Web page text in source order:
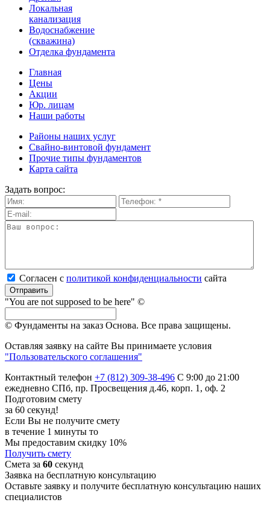
Локальная
канализация
Водоснабжение
(скважина)
Отделка фундамента
Главная
Цены
Акции
Юр. лицам
Наши работы
Районы наших услуг
Свайно-винтовой фундамент
Прочие типы фундаментов
Карта сайта
Задать вопрос:
Согласен с политикой кон­фи­ден­ци­аль­нос­ти сайта
Отправить
"You are not supposed to be here" ©
© Фундаменты на заказ Основа. Все права защищены.
Оставляя заявку на сайте Вы принимаете условия
"Пользовательского соглашения"
Контактный телефон +7 (812) 309-38-496 С 9:00 до 21:00
ежедневно СПб, пр. Просвещения д.46, корп. 1, оф. 2
Подготовим смету
за 60 секунд!
Если Вы не получите смету
в течение 1 минуты то
Мы предоставим скидку 10%
Получить смету
Смета за 60 секунд
Заявка на бесплатную консультацию
Оставьте заявку и получите бесплатную консультацию наших
специалистов